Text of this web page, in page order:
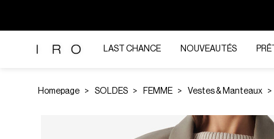
LAST CHANCE NOUVEAUTÉS
Homepage SOLDES FEMME Vestes & Manteaux